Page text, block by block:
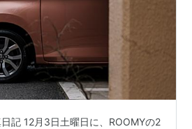
記 12月3日土曜日に、ROOMYの2